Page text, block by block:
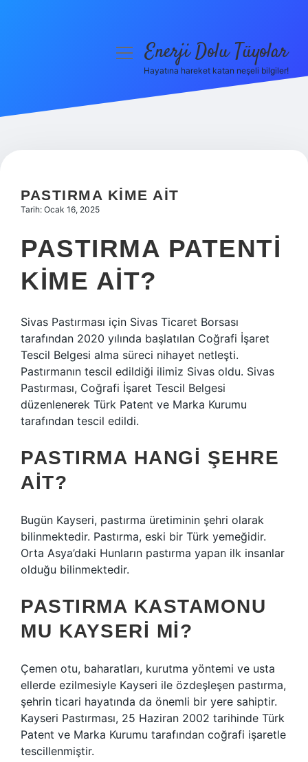
Hakkımızda
menüyüEnerji Dolu Tüyolar
Hayatına hareket katan neşeli bilgiler!
PASTIRMA KIME AIT
Tarih: Ocak 16, 2025
PASTIRMA PATENTI
KIME AIT?
Sivas Pastırması için Sivas Ticaret Borsası
tarafından 2020 yılında başlatılan Coğrafi İşaret
Tescil Belgesi alma süreci nihayet netleşti.
Pastırmanın tescil edildiği ilimiz Sivas oldu. Sivas
Pastırması, Coğrafi İşaret Tescil Belgesi
düzenlenerek Türk Patent ve Marka Kurumu
tarafından tescil edildi.
PASTIRMA HANGI ŞEHRE
AIT?
Bugün Kayseri, pastırma üretiminin şehri olarak
bilinmektedir. Pastırma, eski bir Türk yemeğidir.
Orta Asya’daki Hunların pastırma yapan ilk insanlar
olduğu bilinmektedir.
PASTIRMA KASTAMONU
MU KAYSERI MI?
Çemen otu, baharatları, kurutma yöntemi ve usta
ellerde ezilmesiyle Kayseri ile özdeşleşen pastırma,
şehrin ticari hayatında da önemli bir yere sahiptir.
Kayseri Pastırması, 25 Haziran 2002 tarihinde Türk
Patent ve Marka Kurumu tarafından coğrafi işaretle
tescillenmiştir.